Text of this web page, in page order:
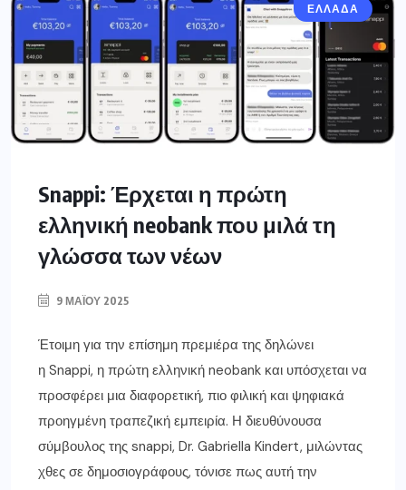
ΕΛΛΑΔΑ
Snappi: Έρχεται η πρώτη
ελληνική neobank που μιλά τη
γλώσσα των νέων
9 ΜΑΪ́ΟΥ 2025
Έτοιμη για την επίσημη πρεμιέρα της δηλώνει
η Snappi, η πρώτη ελληνική neobank και υπόσχεται να
προσφέρει μια διαφορετική, πιο φιλική και ψηφιακά
προηγμένη τραπεζική εμπειρία. Η διευθύνουσα
σύμβουλος της snappi, Dr. Gabriella Kindert, μιλώντας
χθες σε δημοσιογράφους, τόνισε πως αυτή την